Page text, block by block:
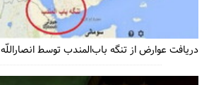
دریافت عوارض از تنگه باب‌المندب توسط انصاراللّه